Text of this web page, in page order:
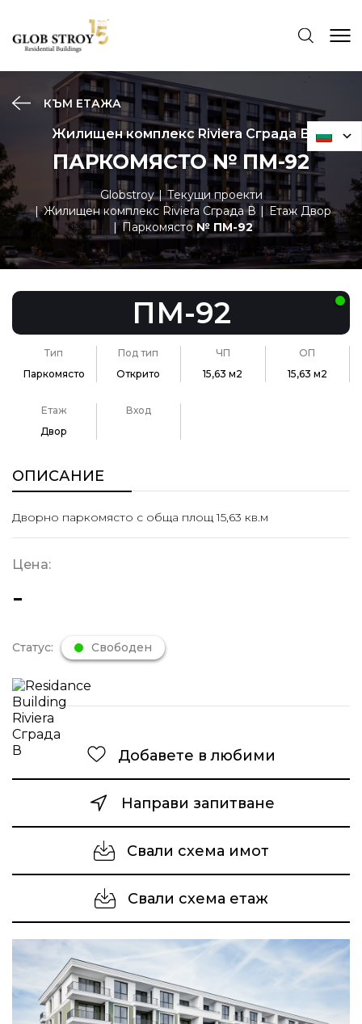
КЪМ ЕТАЖА
Жилищен комплекс Riviera Сграда В
ПАРКОМЯСТО № ПМ-92
Globstroy
Текущи проекти
Жилищен комплекс Riviera Сграда В
Етаж Двор
Паркомясто№ ПМ-92
ПМ-92
Тип
Паркомясто
Под тип
Открито
ЧП
15,63 м2
ОП
15,63 м2
Етаж
Двор
Вход
ОПИСАНИЕ
Дворно паркомясто с обща площ 15,63 кв.м
Цена:
-
Статус: Свободен
Добавете в любими
Направи запитване
Свали схема имот
Свали схема етаж